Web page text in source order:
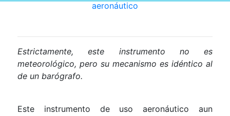
Estrictamente, este instrumento no es
meteorológico, pero su mecanismo es idéntico al
de un barógrafo.
Este instrumento de uso aeronáutico aun